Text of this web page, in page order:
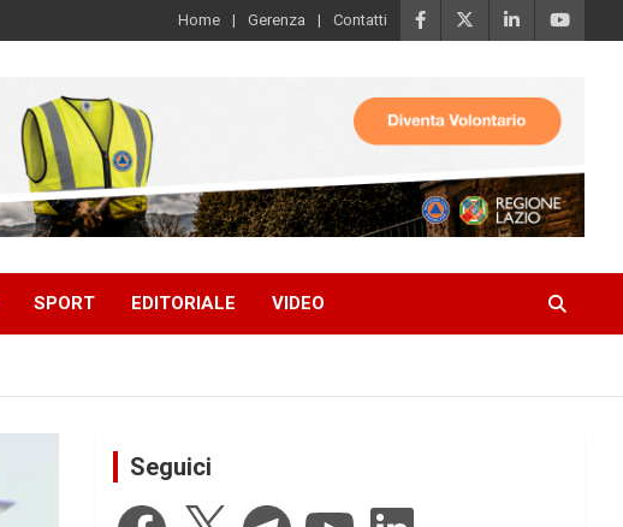
Home Gerenza Contatti
SPORT EDITORIALE VIDEO
Seguici
Facebook
X TelegramYouTube LinkedIn